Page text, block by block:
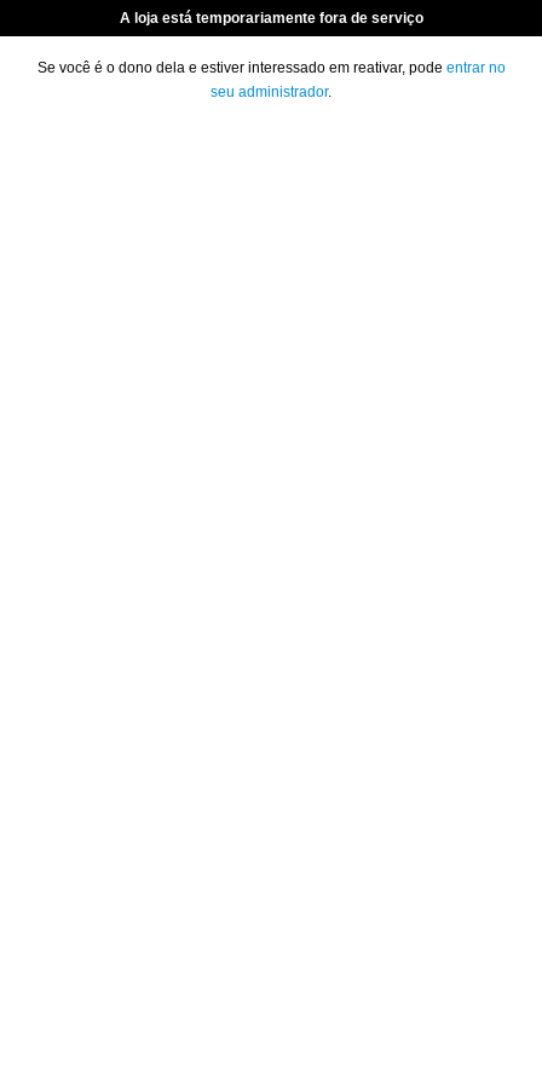
A loja está temporariamente fora de serviço
Se você é o dono dela e estiver interessado em reativar, pode entrar no
seu administrador.